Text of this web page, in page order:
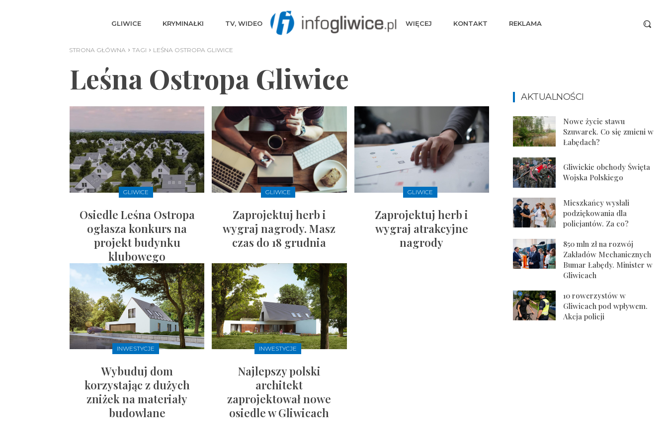
GLIWICE KRYMINAŁKI TV, WIDEO WIĘCEJ KONTAKT REKLAMA
STRONA GŁÓWNA TAGI LEŚNA OSTROPA GLIWICE
Leśna Ostropa Gliwice
GLIWICE
Osiedle Leśna Ostropa
ogłasza konkurs na
projekt budynku
klubowego
GLIWICE
Zaprojektuj herb i
wygraj nagrody. Masz
czas do 18 grudnia
GLIWICE
Zaprojektuj herb i
wygraj atrakcyjne
nagrody
INWESTYCJE
Wybuduj dom
korzystając z dużych
zniżek na materiały
budowlane
INWESTYCJE
Najlepszy polski
architekt
zaprojektował nowe
osiedle w Gliwicach
AKTUALNOŚCI
Nowe życie stawu
Szuwarek. Co się zmieni w
Łabędach?
Gliwickie obchody Święta
Wojska Polskiego
Mieszkańcy wysłali
podziękowania dla
policjantów. Za co?
850 mln zł na rozwój
Zakładów Mechanicznych
Bumar Łabędy. Minister w
Gliwicach
10 rowerzystów w
Gliwicach pod wpływem.
Akcja policji